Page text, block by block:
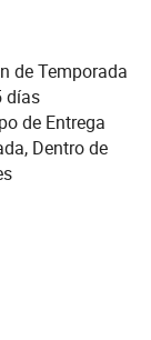
de Temporada
días
de Entrega
Dentro de